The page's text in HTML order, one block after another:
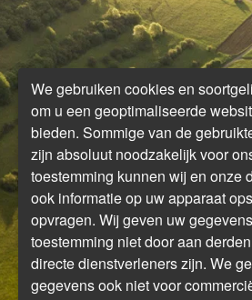
We gebruiken cookies en
om u een geoptimaliseerde
bieden. Sommige van de
zijn absoluut noodzakelijk voor
toestemming kunnen wij en onze
ook informatie op uw apparaat
opvragen. Wij geven uw
toestemming niet door aan
directe dienstverleners zijn. We
gegevens ook niet voor